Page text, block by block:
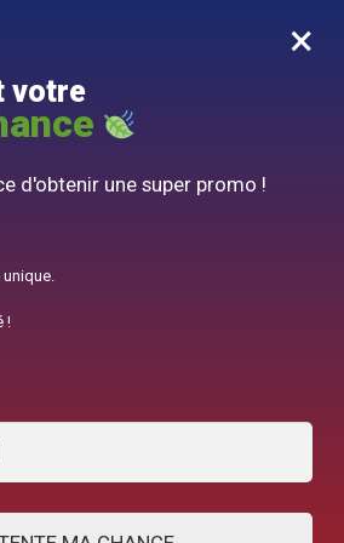
0
50€ d’achats avec le code DJINN10
×
votre
d'obtenir une super promo !
!